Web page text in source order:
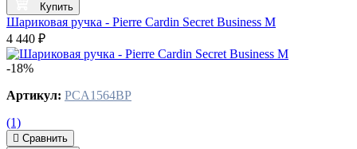
Купить
Шариковая ручка - Pierre Cardin Secret Business M
4 440 ₽
-18%
Артикул: PCA1564BP
(1)
Сравнить